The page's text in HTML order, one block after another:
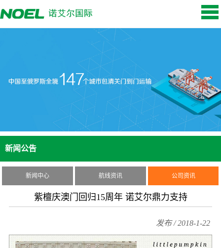
新闻公告
新闻中心 航线资讯 公司资讯
紫檀庆澳门回归15周年 诺艾尔鼎力支持
发布 / 2018-1-22